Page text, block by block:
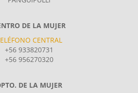
DE LA MUJER
CENTRAL
+56 933820731
+56 956270320
DE LA MUJER